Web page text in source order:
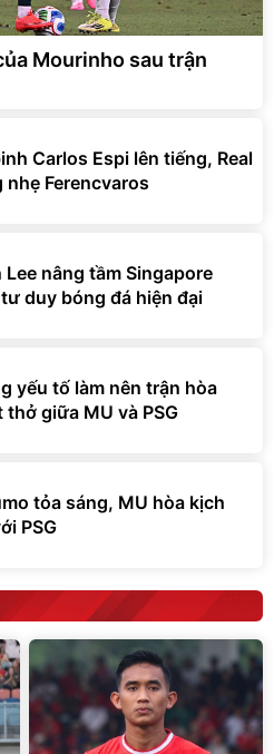
Mourinho sau trận
Carlos Espi lên tiếng, Real
nhẹ Ferencvaros
Lee nâng tầm Singapore
duy bóng đá hiện đại
yếu tố làm nên trận hòa
thở giữa MU và PSG
tỏa sáng, MU hòa kịch
PSG